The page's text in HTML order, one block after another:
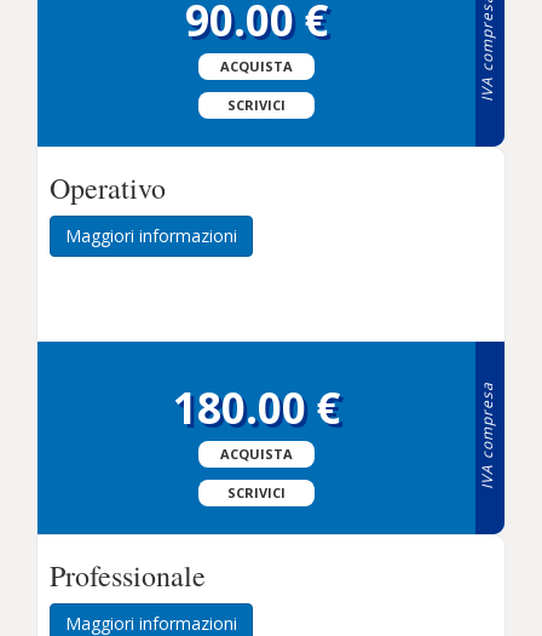
90.00 €
ACQUISTA
SCRIVICI
IVA compresa
Operativo
Maggiori informazioni
180.00 €
ACQUISTA
SCRIVICI
IVA compresa
Professionale
Maggiori informazioni